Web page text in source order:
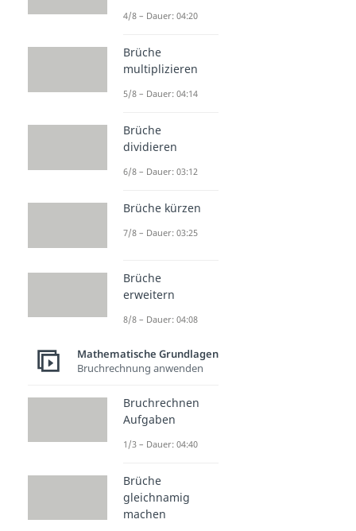
4/8 – Dauer: 04:20
Brüche
multiplizieren
5/8 – Dauer: 04:14
Brüche
dividieren
6/8 – Dauer: 03:12
Brüche kürzen
7/8 – Dauer: 03:25
Brüche
erweitern
8/8 – Dauer: 04:08
Mathematische Grundlagen
Bruchrechnung anwenden
Bruchrechnen
Aufgaben
1/3 – Dauer: 04:40
Brüche
gleichnamig
machen